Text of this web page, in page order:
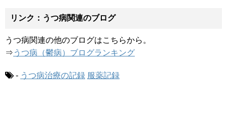
リンク：うつ病関連のブログ
うつ病関連の他のブログはこちらから。
⇒ うつ病（鬱病）ブログランキング
- うつ病治療の記録 服薬記録